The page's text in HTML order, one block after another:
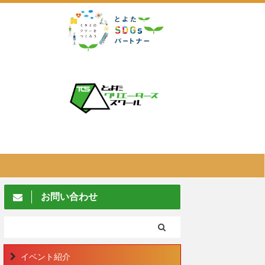
お問い合わせ
イベント紹介